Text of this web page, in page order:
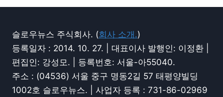
슬로우뉴스 주식회사. (회사 소개.)
등록일자 : 2014. 10. 27. | 대표이사 발행인: 이정환 |
편집인: 강성모. | 등록번호: 서울-아55040.
주소 : (04536) 서울 중구 명동2길 57 태평양빌딩
1002호 슬로우뉴스. | 사업자 등록 : 731-86-02969